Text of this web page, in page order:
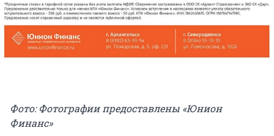
Фото: Фотографии предоставлены «Юнион
Финанс»